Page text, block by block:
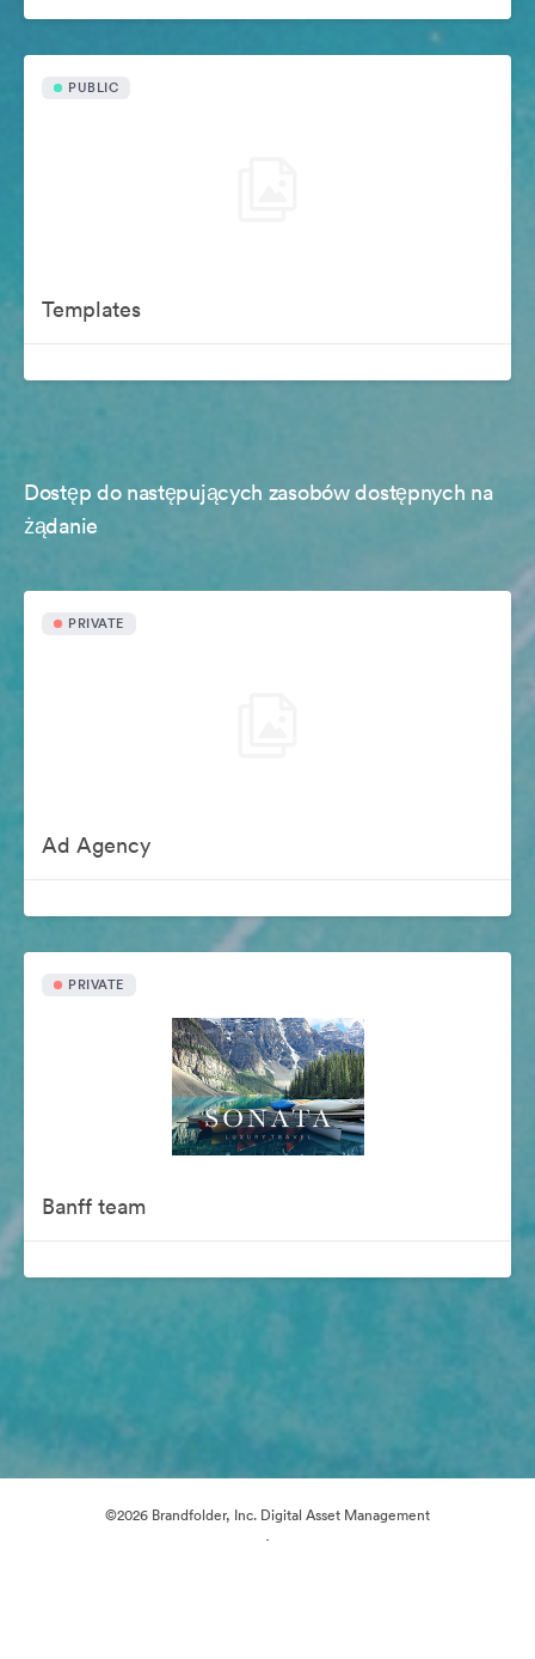
PUBLIC
Templates
Dostęp do następujących zasobów dostępnych na
żądanie
PRIVATE
Ad Agency
PRIVATE
Banff team
©2026 Brandfolder, Inc. Digital Asset Management
·